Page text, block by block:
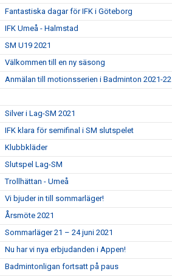
Fantastiska dagar för IFK i Göteborg
IFK Umeå - Halmstad
SM U19 2021
Välkommen till en ny säsong
Anmälan till motionsserien i Badminton 2021-22
Silver i Lag-SM 2021
IFK klara för semifinal i SM slutspelet
Klubbkläder
Slutspel Lag-SM
Trollhättan - Umeå
Vi bjuder in till sommarläger!
Årsmöte 2021
Sommarläger 21 – 24 juni 2021
Nu har vi nya erbjudanden i Appen!
Badmintonligan fortsatt på paus